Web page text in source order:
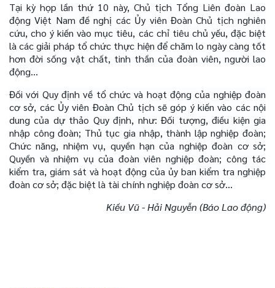
Tại kỳ họp lần thứ 10 này, Chủ tịch Tổng Liên đoàn Lao
động Việt Nam đề nghị các Ủy viên Đoàn Chủ tịch nghiên
cứu, cho ý kiến vào mục tiêu, các chỉ tiêu chủ yếu, đặc biệt
là các giải pháp tổ chức thực hiện để chăm lo ngày càng tốt
hơn đời sống vật chất, tinh thần của đoàn viên, người lao
động…
Đối với Quy định về tổ chức và hoạt động của nghiệp đoàn
cơ sở, các Ủy viên Đoàn Chủ tịch sẽ góp ý kiến vào các nội
dung của dự thảo Quy định, như: Đối tượng, điều kiện gia
nhập công đoàn; Thủ tục gia nhập, thành lập nghiệp đoàn;
Chức năng, nhiệm vụ, quyền hạn của nghiệp đoàn cơ sở;
Quyền và nhiệm vụ của đoàn viên nghiệp đoàn; công tác
kiểm tra, giám sát và hoạt động của ủy ban kiểm tra nghiệp
đoàn cơ sở; đặc biệt là tài chính nghiệp đoàn cơ sở…
Kiều Vũ - Hải Nguyễn (Báo Lao động)